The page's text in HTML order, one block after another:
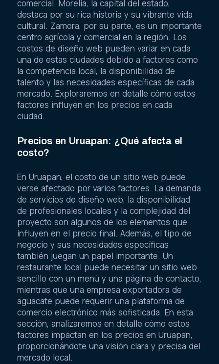
comercial. Morelia, la capital del estado,
destaca por su rica historia y su vibrante vida
cultural. Zamora, por su parte, es un importante
centro agrícola y comercial en la región. Los
costos de diseño web pueden variar en cada
una de estas ciudades debido a factores como
la competencia local, la disponibilidad de
talento y las necesidades específicas de cada
mercado. Exploraremos en detalle cómo estos
factores influyen en los precios en cada
ciudad.
Precios en Uruapan: ¿Qué afecta el
costo?
En Uruapan, el costo de un sitio web puede
verse afectado por varios factores. La demanda
de servicios de diseño web, la disponibilidad
de profesionales locales y la complejidad del
proyecto son algunos de los elementos que
influyen en el precio final. Además, el tipo de
negocio y sus necesidades específicas
también juegan un papel importante. Un
restaurante local puede necesitar un sitio web
sencillo con un menú y una página de contacto,
mientras que una empresa exportadora de
aguacate puede requerir una plataforma de
comercio electrónico más sofisticada. En esta
sección, analizaremos en detalle cómo estos
factores impactan en los precios en Uruapan,
proporcionándote una visión clara y precisa del
mercado local.